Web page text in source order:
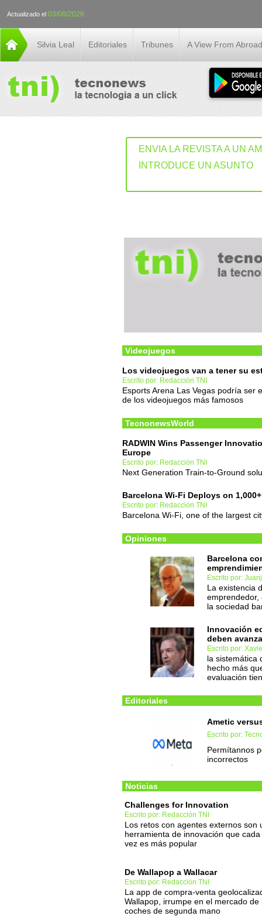
Actualizado el 03/08/2026
Silvia Leal Editoriales Tribunes A View From Abroad
ENVIA LA REVISTA A UN
INTRODUCE UN ASUNTO
Videojuegos
Los videojuegos van a tener su
Escrito por: Redacción TNI
Esports Arena Las Vegas podría ser
de los videojuegos más famosos
TecnonewsWorld
RADWIN Wins Passenger
Europe
Escrito por: Redacción TNI
Next Generation Train-to-Ground
Barcelona Wi-Fi Deploys on
Escrito por: Redacción TNI
Barcelona Wi-Fi, one of the largest
Opiniones
Barcelona
Escrito por:
La existencia
emprendedor,
la sociedad
Innovación
deben
Escrito por:
la sistemática
hecho más
evaluación
Editoriales
Ametic
Escrito por:
Permítannos
incorrectos
Noticias
Challenges for Innovation
Escrito por: Redacción TNI
Los retos con agentes externos son
herramienta de innovación que cada
vez es más popular
De Wallapop a Wallacar
Escrito por: Redacción TNI
La app de compra-venta
Wallapop, irrumpe en el mercado de
coches de segunda mano